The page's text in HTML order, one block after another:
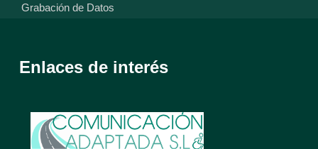
Grabación de Datos
Enlaces de interés